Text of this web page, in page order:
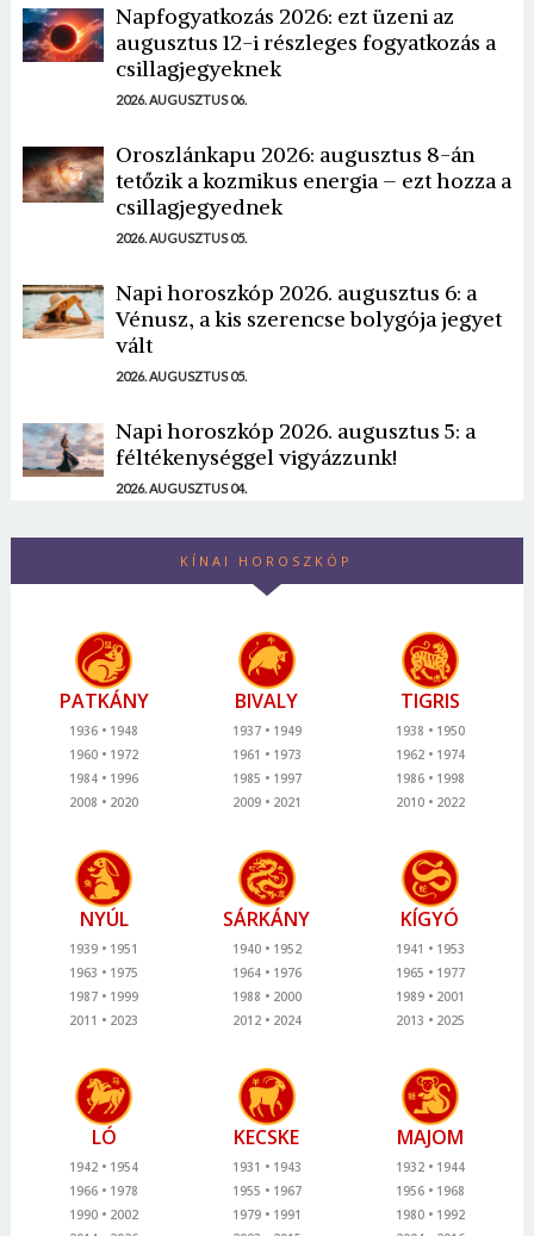
Napfogyatkozás 2026: ezt üzeni az
augusztus 12-i részleges fogyatkozás a
csillagjegyeknek
2026. AUGUSZTUS 06.
Oroszlánkapu 2026: augusztus 8-án
tetőzik a kozmikus energia – ezt hozza a
csillagjegyednek
2026. AUGUSZTUS 05.
Napi horoszkóp 2026. augusztus 6: a
Vénusz, a kis szerencse bolygója jegyet
vált
2026. AUGUSZTUS 05.
Napi horoszkóp 2026. augusztus 5: a
féltékenységgel vigyázzunk!
2026. AUGUSZTUS 04.
KÍNAI HOROSZKÓP
PATKÁNY
1936
1948
1960
1972
1984
1996
2008
2020
BIVALY
1937
1949
1961
1973
1985
1997
2009
2021
TIGRIS
1938
1950
1962
1974
1986
1998
2010
2022
NYÚL
1939
1951
1963
1975
1987
1999
2011
2023
SÁRKÁNY
1940
1952
1964
1976
1988
2000
2012
2024
KÍGYÓ
1941
1953
1965
1977
1989
2001
2013
2025
LÓ
1942
1954
1966
1978
1990
2002
KECSKE
1931
1943
1955
1967
1979
1991
MAJOM
1932
1944
1956
1968
1980
1992